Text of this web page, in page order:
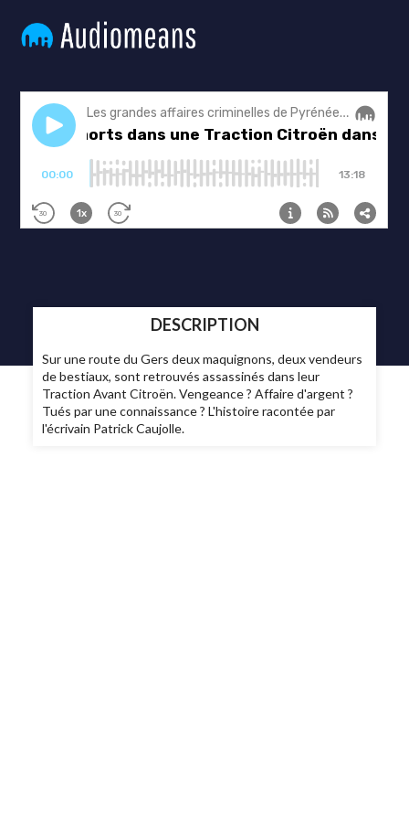
DESCRIPTION
Sur une route du Gers deux maquignons, deux vendeurs
de bestiaux, sont retrouvés assassinés dans leur
Traction Avant Citroën. Vengeance ? Affaire d'argent ?
Tués par une connaissance ? L'histoire racontée par
l'écrivain Patrick Caujolle.